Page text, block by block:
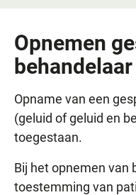
Opnemen
behandelaar
Opname van een
(geluid of geluid en
toegestaan.
Bij het opnemen van
toestemming van